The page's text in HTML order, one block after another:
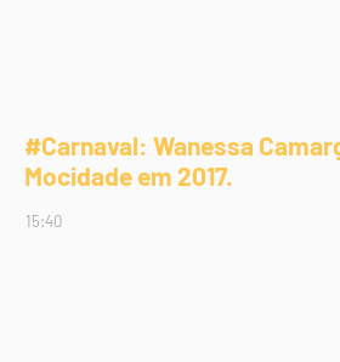
#Carnaval: Wanessa
Mocidade em 2017.
15:40